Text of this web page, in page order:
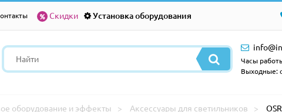
Скидки Установка оборудования
Часы
Выходные:
оборудование и эффекты Аксессуары для светильников